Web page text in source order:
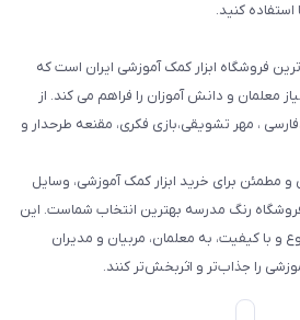
کنید.
فروشگاه ابزار کمک آموزشی ایران است که
معلمان و دانش آموزان را فراهم می کند. از
، مهر تشویقی،بازی فکری، مقنعه طرحدار و
مطمئن برای خرید ابزار کمک آموزشی، وسایل
رنگ مدرسه بهترین انتخاب شماست. این
و با کیفیت، به معلمان، مربیان و مدیران
را جذاب‌تر و اثربخش‌تر کنند.